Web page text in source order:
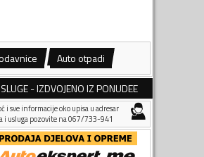
Auto otpadi
- IZDVOJENO IZ PONUDEE
i sve informacije oko upisa u adresar
i usluga pozovite na 067/733-941